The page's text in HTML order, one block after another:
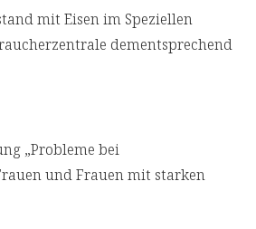
mit Eisen im Speziellen
dementsprechend
„Probleme bei
und Frauen mit starken